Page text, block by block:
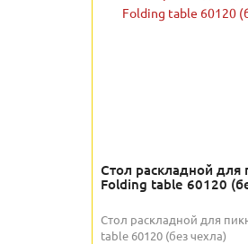
Стол раскладной для
Folding table 60120
Стол раскладной для
table 60120 (без чехла)